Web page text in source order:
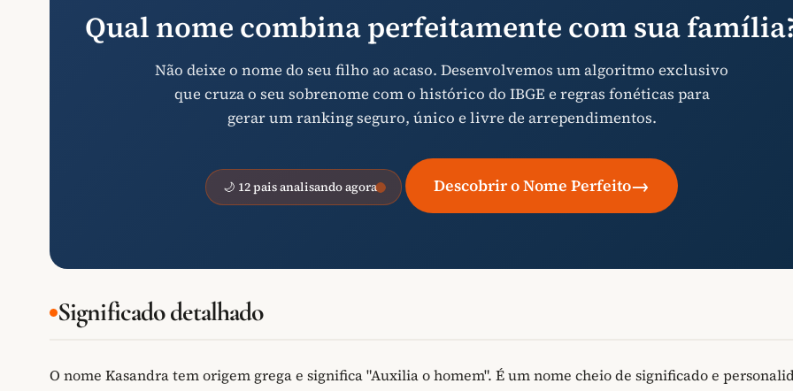
Qual nome combina perfeitamente com sua
Não deixe o nome do seu filho ao acaso. Desenvolvemos um algoritmo exclusivo
que cruza o seu sobrenome com o histórico do IBGE e regras fonéticas para
gerar um ranking seguro, único e livre de arrependimentos.
🌙 12 pais analisando agora Descobrir o Nome Perfeito→
Significado detalhado
O nome Kasandra tem origem grega e significa "Auxilia o homem". É um nome cheio de significado e